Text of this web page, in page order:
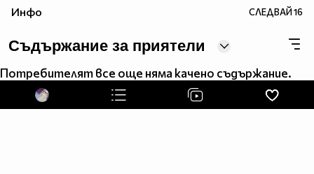
Инфо СЛЕДВАЙ16
Съдържание за приятели
Потребителят все още няма качено съдържание.